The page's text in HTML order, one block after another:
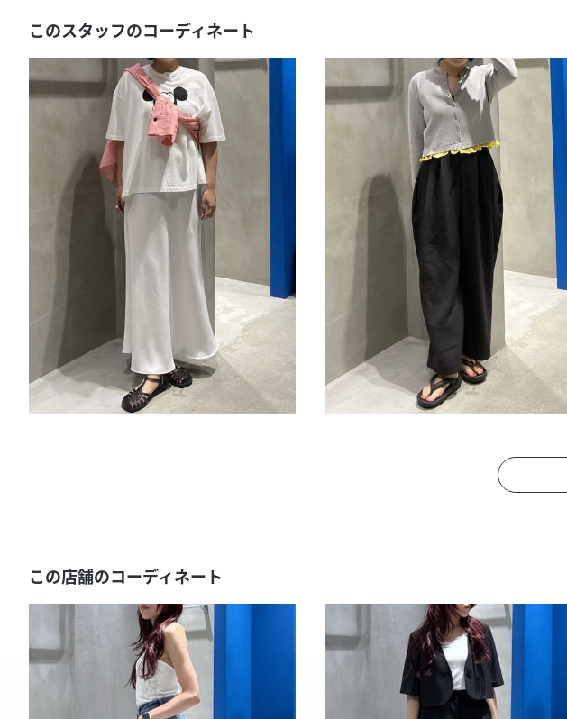
このスタッフのコーディネート
この店舗のコーディネート